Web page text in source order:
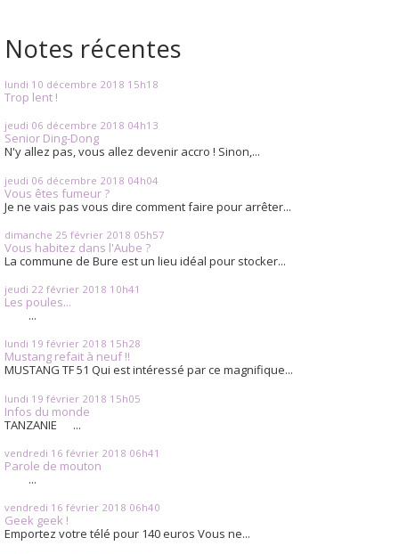
Notes récentes
lundi 10 décembre 2018 15h18
Trop lent !
jeudi 06 décembre 2018 04h13
Senior Ding-Dong
N'y allez pas, vous allez devenir accro ! Sinon,...
jeudi 06 décembre 2018 04h04
Vous êtes fumeur ?
Je ne vais pas vous dire comment faire pour arrêter...
dimanche 25 février 2018 05h57
Vous habitez dans l'Aube ?
La commune de Bure est un lieu idéal pour stocker...
jeudi 22 février 2018 10h41
Les poules...
...
lundi 19 février 2018 15h28
Mustang refait à neuf !!
MUSTANG TF 51 Qui est intéressé par ce magnifique...
lundi 19 février 2018 15h05
Infos du monde
TANZANIE ...
vendredi 16 février 2018 06h41
Parole de mouton
...
vendredi 16 février 2018 06h40
Geek geek !
Emportez votre télé pour 140 euros Vous ne...